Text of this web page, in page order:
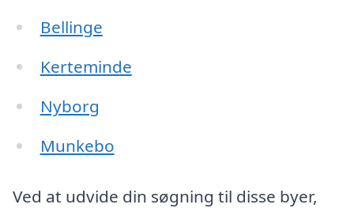
Bellinge
Kerteminde
Nyborg
Munkebo
Ved at udvide din søgning til disse byer,